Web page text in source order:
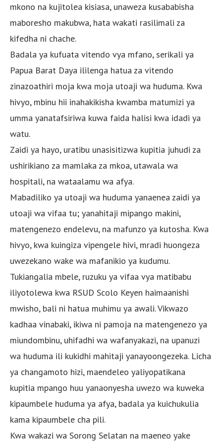
mkono na kujitolea kisiasa, unaweza kusababisha
maboresho makubwa, hata wakati rasilimali za
kifedha ni chache.
Badala ya kufuata vitendo vya mfano, serikali ya
Papua Barat Daya ililenga hatua za vitendo
zinazoathiri moja kwa moja utoaji wa huduma. Kwa
hivyo, mbinu hii inahakikisha kwamba matumizi ya
umma yanatafsiriwa kuwa faida halisi kwa idadi ya
watu.
Zaidi ya hayo, uratibu unasisitizwa kupitia juhudi za
ushirikiano za mamlaka za mkoa, utawala wa
hospitali, na wataalamu wa afya.
Mabadiliko ya utoaji wa huduma yanaenea zaidi ya
utoaji wa vifaa tu; yanahitaji mipango makini,
matengenezo endelevu, na mafunzo ya kutosha. Kwa
hivyo, kwa kuingiza vipengele hivi, mradi huongeza
uwezekano wake wa mafanikio ya kudumu.
Tukiangalia mbele, ruzuku ya vifaa vya matibabu
iliyotolewa kwa RSUD Scolo Keyen haimaanishi
mwisho, bali ni hatua muhimu ya awali. Vikwazo
kadhaa vinabaki, ikiwa ni pamoja na matengenezo ya
miundombinu, uhifadhi wa wafanyakazi, na upanuzi
wa huduma ili kukidhi mahitaji yanayoongezeka. Licha
ya changamoto hizi, maendeleo yaliyopatikana
kupitia mpango huu yanaonyesha uwezo wa kuweka
kipaumbele huduma ya afya, badala ya kuichukulia
kama kipaumbele cha pili.
Kwa wakazi wa Sorong Selatan na maeneo yake